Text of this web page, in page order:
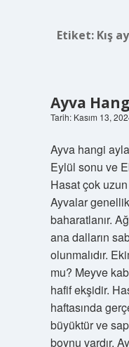
Etiket: Kış
Ayva
Tarih: Kasım 13,
Ayva hangi
Eylül sonu ve
Hasat çok
Ayvalar
baharatlanır.
ana dalların
olunmalıdır.
mu? Meyve
hafif ekşidir.
haftasında
büyüktür ve
boynu vardır.